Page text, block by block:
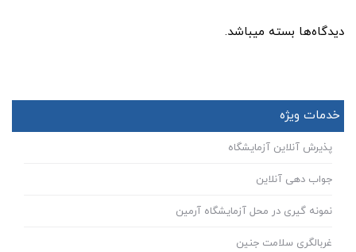
دیدگاه‌ها بسته میباشد.
خدمات ویژه
پذیرش آنلاین آزمایشگاه
جواب دهی آنلاین
نمونه گیری در محل آزمایشگاه آرمین
غربالگری سلامت جنین